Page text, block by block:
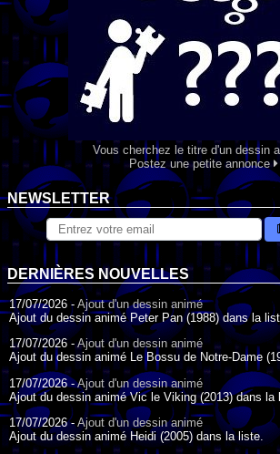
Vous cherchez le titre d'un dessin
Postez une petite annonce
NEWSLETTER
DERNIÈRES NOUVELLES
17/07/2026 - Ajout d'un dessin animé
Ajout du dessin animé Peter Pan (1988) dans la
17/07/2026 -Ajout d'un dessin animé
Ajout du dessin animé Le Bossu de Notre-Dame
17/07/2026 -Ajout d'un dessin animé
Ajout du dessin animé Vic le Viking (2013) dans la
17/07/2026 -Ajout d'un dessin animé
Ajout du dessin animé Heidi (2005) dans la liste.